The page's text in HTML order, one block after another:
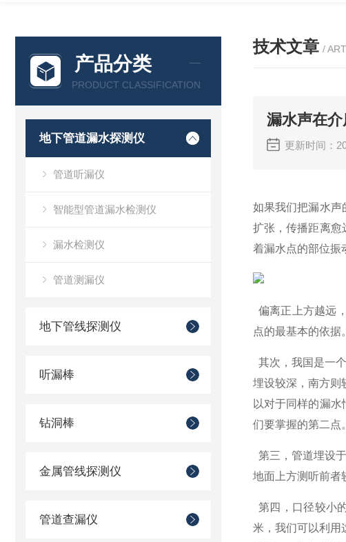
产品分类
PRODUCT CLASSIFICATION
地下管道漏水探测仪
管道听漏仪
智能型管道漏水检测仪
漏水检测仪
管道测漏仪
地下管线探测仪
听漏棒
钻洞棒
金属管线探测仪
管道查漏仪
技术文章 /
漏水声在
更新时间：
如果我们把漏水
扩张，传播距离
着漏水点的部位振
偏离正上方越远
点的最基本的依据
其次，我国是一
埋设较深，南方则
以对于同样的漏
们要掌握的第二点。
第三，管道埋设
地面上方测听前者
第四，口径较小
米，我们可以利用